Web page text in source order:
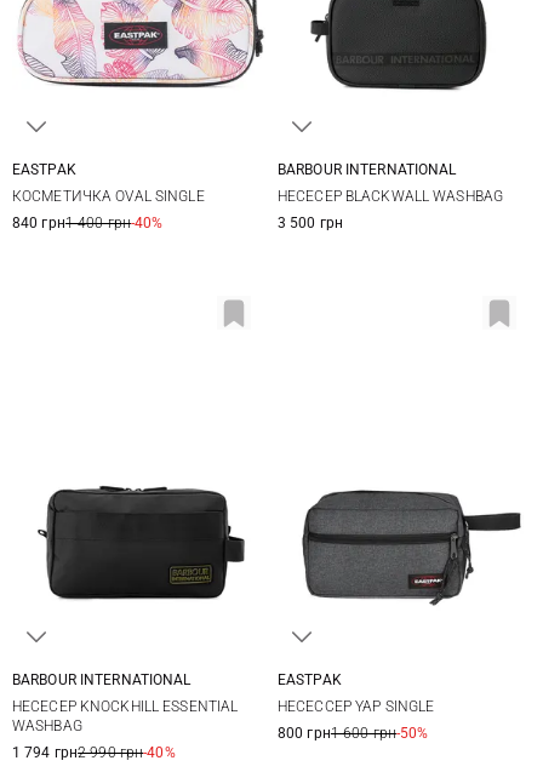
EASTPAK
КОСМЕТИЧКА OVAL SINGLE
840 грн1 400 грн-40%
BARBOUR INTERNATIONAL
НЕСЕСЕР BLACKWALL WASHBAG
3 500 грн
BARBOUR INTERNATIONAL
НЕСЕСЕР KNOCKHILL ESSENTIAL
WASHBAG
1 794 грн2 990 грн-40%
EASTPAK
НЕСЕССЕР YAP SINGLE
800 грн1 600 грн-50%